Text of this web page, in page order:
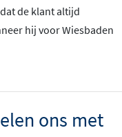
de klant altijd
hij voor Wiesbaden
ons met